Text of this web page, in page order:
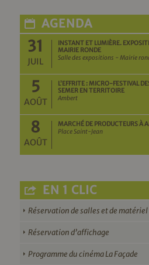
AGENDA
31
JUIL
INSTANT ET LUMIÈRE.
MAIRIE RONDE
Salle des expositions - Mairie
5
AOÛT
L’EFFRITE : MICRO-FESTIVAL
SEMER EN TERRITOIRE
Ambert
8
AOÛT
MARCHÉ DE PRODUCTEURS À
Place Saint-Jean
EN 1 CLIC
Réservation de salles et de matériel
Réservation d’affichage
Programme du cinéma La Façade